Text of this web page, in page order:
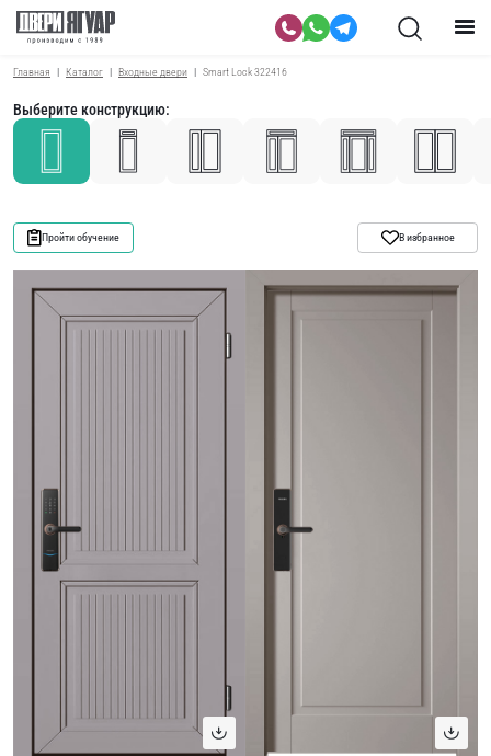
Главная Каталог Входные двери Smart Lock 322416
Выберите конструкцию:
Пройти обучение В избранное